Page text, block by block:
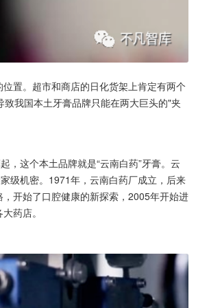
置。超市和商店的日化货架上肯定有两个
我国本土牙膏品牌只能在两大巨头的"夹
，这个本土品牌就是“云南白药”牙膏。云
级机密。1971年，云南白药厂成立，后来
开始了口腔健康的新探索，2005年开始进
药店。